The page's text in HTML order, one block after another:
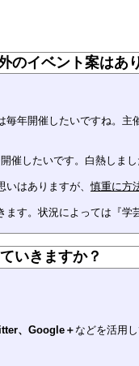
のイベント案はあ
毎年開催したいですね。主
催したいです。白熱しまし
いはありますが、慎重に方
ます。状況によっては『学
いきますか？
、Google＋などを活用